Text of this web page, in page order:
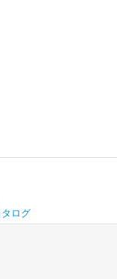
ログ